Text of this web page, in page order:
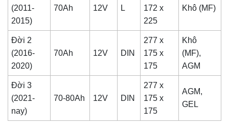
(2011-
2015)
70Ah 12V L
172 x
225
Khô (MF)
Đời 2
(2016-
2020)
70Ah 12V DIN
277 x
175 x
175
Khô
(MF),
AGM
Đời 3
(2021-
nay)
70-80Ah 12V DIN
277 x
175 x
175
AGM,
GEL